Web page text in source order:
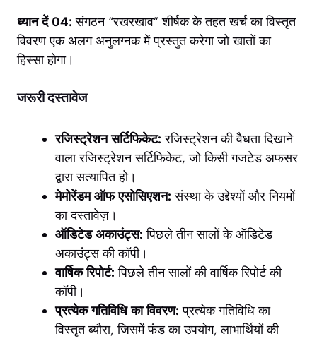
ध्यान दें 04: संगठन “रखरखाव” शीर्षक के तहत खर्च का विस्तृत
विवरण एक अलग अनुलग्नक में प्रस्तुत करेगा जो खातों का
हिस्सा होगा।
जरूरी दस्तावेज
रजिस्ट्रेशन सर्टिफिकेट: रजिस्ट्रेशन की वैधता दिखाने
वाला रजिस्ट्रेशन सर्टिफिकेट, जो किसी गजटेड अफसर
द्वारा सत्यापित हो।
मेमोरेंडम ऑफ एसोसिएशन: संस्था के उद्देश्यों और नियमों
का दस्तावेज़।
ऑडिटेड अकाउंट्स: पिछले तीन सालों के ऑडिटेड
अकाउंट्स की कॉपी।
वार्षिक रिपोर्ट: पिछले तीन सालों की वार्षिक रिपोर्ट की
कॉपी।
प्रत्येक गतिविधि का विवरण: प्रत्येक गतिविधि का
विस्तृत ब्यौरा, जिसमें फंड का उपयोग, लाभार्थियों की